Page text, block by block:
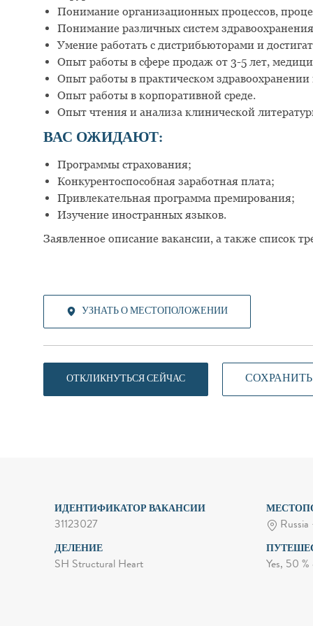
Понимание организационных процессов,
Понимание различных систем
Умение работать с дистрибьюторами и
Опыт работы в сфере продаж от 3-5 лет,
Опыт работы в практическом здравоохранении
Опыт работы в корпоративной среде.
Опыт чтения и анализа клинической
ВАС ОЖИДАЮТ:
Программы страхования;
Конкурентоспособная заработная плата;
Привлекательная программа премирования;
Изучение иностранных языков.
Заявленное описание вакансии, а также список
УЗНАТЬ О МЕСТОПОЛОЖЕНИИ
ОТКЛИКНУТЬСЯ СЕЙЧАС
ИДЕНТИФИКАТОР ВАКАНСИИ
31123027
ДЕЛЕНИЕ
SH Structural Heart Yes, 50